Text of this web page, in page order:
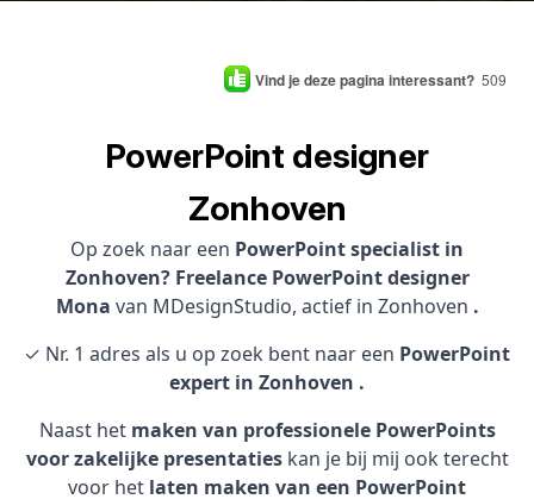
Vind je deze pagina interessant? 509
PowerPoint designer
Zonhoven
Op zoek naar een PowerPoint specialist in
Zonhoven? Freelance PowerPoint designer
Mona van MDesignStudio, actief in Zonhoven .
✓ Nr. 1 adres als u op zoek bent naar een PowerPoint
expert in Zonhoven .
Naast het maken van professionele PowerPoints
voor zakelijke presentatieskan je bij mij ook terecht
voor het laten maken van een PowerPoint